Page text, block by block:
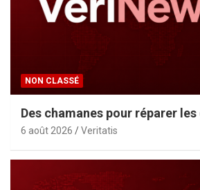
NON CLASSÉ
Des chamanes pour réparer les
6 août 2026 Veritatis